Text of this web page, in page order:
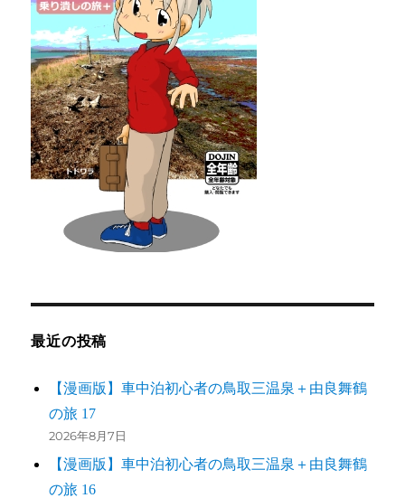
最近の投稿
【漫画版】車中泊初心者の鳥取三温泉＋由良舞鶴
の旅 17
2026年8月7日
【漫画版】車中泊初心者の鳥取三温泉＋由良舞鶴
の旅 16